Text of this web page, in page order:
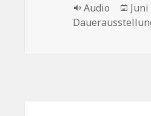
Format
Audio
am
Juni